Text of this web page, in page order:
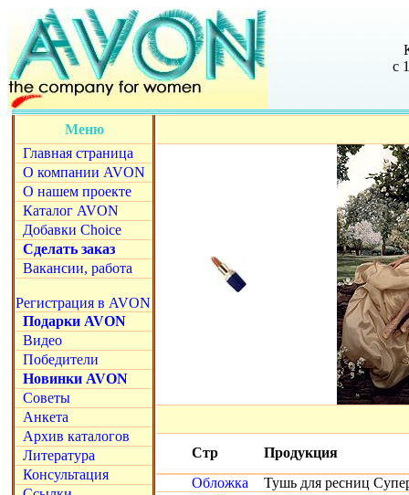
с
Меню
Главная страница
О компании AVON
О нашем проекте
Каталог AVON
Добавки Choice
Сделать заказ
Вакансии, работа
Регистрация в AVON
Подарки AVON
Видео
Победители
Новинки AVON
Советы
Анкета
Архив каталогов
Литература
Консультация
Стр
Продукция
Обложка
Тушь для ресниц